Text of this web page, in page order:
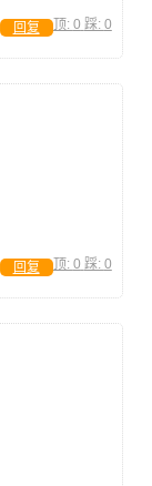
顶: 0 踩: 0
回复
顶: 0 踩: 0
回复